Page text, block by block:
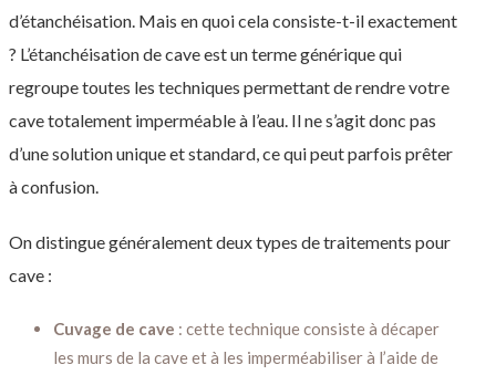
d’étanchéisation. Mais en quoi cela consiste-t-il exactement
? L’étanchéisation de cave est un terme générique qui
regroupe toutes les techniques permettant de rendre votre
cave totalement imperméable à l’eau. Il ne s’agit donc pas
d’une solution unique et standard, ce qui peut parfois prêter
à confusion.
On distingue généralement deux types de traitements pour
cave :
Cuvage de cave : cette technique consiste à décaper
les murs de la cave et à les imperméabiliser à l’aide de